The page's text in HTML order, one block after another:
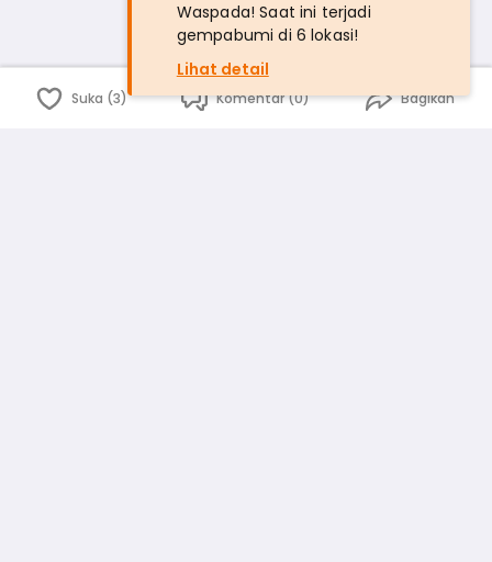
Suka (3) Komentar (0) Bagikan
Waspada! Saat ini terjadi
gempabumi di 6 lokasi!
Lihat detail